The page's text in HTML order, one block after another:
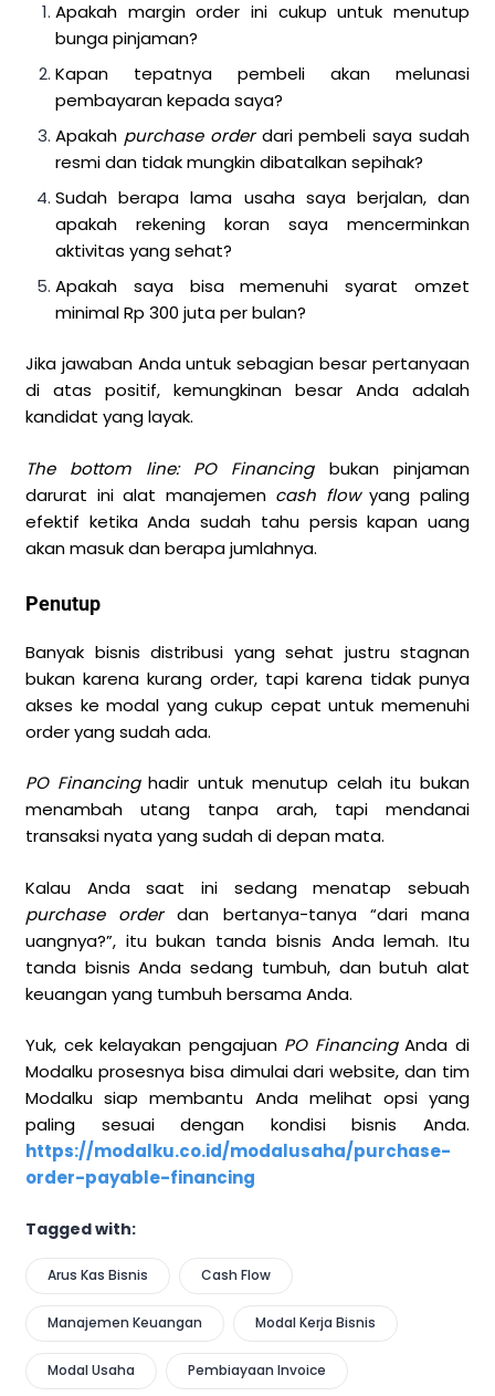
Apakah margin order ini cukup untuk menutup
bunga pinjaman?
Kapan tepatnya pembeli akan melunasi
pembayaran kepada saya?
Apakah purchase orderdari pembeli saya sudah
resmi dan tidak mungkin dibatalkan sepihak?
Sudah berapa lama usaha saya berjalan, dan
apakah rekening koran saya mencerminkan
aktivitas yang sehat?
Apakah saya bisa memenuhi syarat omzet
minimal Rp 300 juta per bulan?
Jika jawaban Anda untuk sebagian besar pertanyaan
di atas positif, kemungkinan besar Anda adalah
kandidat yang layak.
The bottom line: PO Financingbukan pinjaman
darurat ini alat manajemen cash flowyang paling
efektif ketika Anda sudah tahu persis kapan uang
akan masuk dan berapa jumlahnya.
Penutup
Banyak bisnis distribusi yang sehat justru stagnan
bukan karena kurang order, tapi karena tidak punya
akses ke modal yang cukup cepat untuk memenuhi
order yang sudah ada.
PO Financinghadir untuk menutup celah itu bukan
menambah utang tanpa arah, tapi mendanai
transaksi nyata yang sudah di depan mata.
Kalau Anda saat ini sedang menatap sebuah
purchase orderdan bertanya-tanya “dari mana
uangnya?”, itu bukan tanda bisnis Anda lemah. Itu
tanda bisnis Anda sedang tumbuh, dan butuh alat
keuangan yang tumbuh bersama Anda.
Yuk, cek kelayakan pengajuan PO FinancingAnda di
Modalku prosesnya bisa dimulai dari website, dan tim
Modalku siap membantu Anda melihat opsi yang
paling sesuai dengan kondisi bisnis Anda.
https://modalku.co.id/modalusaha/purchase-
order-payable-financing
Tagged with:
Arus Kas Bisnis Cash Flow
Manajemen Keuangan Modal Kerja Bisnis
Modal Usaha Pembiayaan Invoice